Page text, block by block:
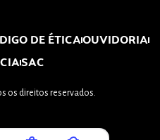
DE ÉTICAOUVIDORIA
SAC
os direitos reservados.